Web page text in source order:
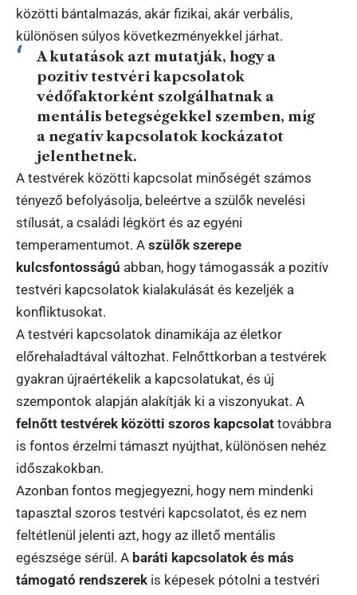
közötti bántalmazás, akár fizikai, akár verbális,
különösen súlyos következményekkel járhat.
A kutatások azt mutatják, hogy a
pozitív testvéri kapcsolatok
védőfaktorként szolgálhatnak a
mentális betegségekkel szemben, míg
a negatív kapcsolatok kockázatot
jelenthetnek.
A testvérek közötti kapcsolat minőségét számos
tényező befolyásolja, beleértve a szülők nevelési
stílusát, a családi légkört és az egyéni
temperamentumot. A szülők szerepe
kulcsfontosságú abban, hogy támogassák a pozitív
testvéri kapcsolatok kialakulását és kezeljék a
konfliktusokat.
A testvéri kapcsolatok dinamikája az életkor
előrehaladtával változhat. Felnőttkorban a testvérek
gyakran újraértékelik a kapcsolatukat, és új
szempontok alapján alakítják ki a viszonyukat. A
felnőtt testvérek közötti szoros kapcsolat továbbra
is fontos érzelmi támaszt nyújthat, különösen nehéz
időszakokban.
Azonban fontos megjegyezni, hogy nem mindenki
tapasztal szoros testvéri kapcsolatot, és ez nem
feltétlenül jelenti azt, hogy az illető mentális
egészsége sérül. A baráti kapcsolatok és más
támogató rendszerek is képesek pótolni a testvéri